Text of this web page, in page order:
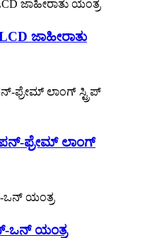
ಜಾಹೀರಾತು
ಫ್ರೇಮ್ ಲಾಂಗ್
ಒನ್ ಯಂತ್ರ